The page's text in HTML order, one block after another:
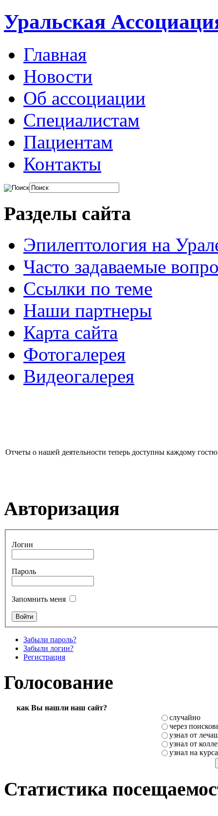
Уральская
Главная
Новости
Об ассоциации
Специалистам
Пациентам
Контакты
Разделы сайта
Эпилептология на
Часто задаваемые
Ссылки по теме
Наши партнеры
Карта сайта
Фотогалерея
Видеогалерея
Отчеты о нашей деятельности теперь доступны каждому гостю
Авторизация
Логин
Пароль
Запомнить меня
Забыли пароль?
Забыли логин?
Регистрация
Голосование
как Вы нашли наш сайт?
случайно
через
узнал от
узнал от
узнал на
Статистика